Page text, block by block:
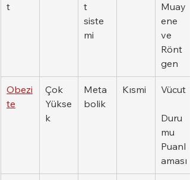
t
t
siste
mi
Muay
ene
ve
Rönt
gen
Obezi
te
Çok
Yükse
k
Meta
bolik
Kısmi Vücut
Duru
mu
Puanl
aması